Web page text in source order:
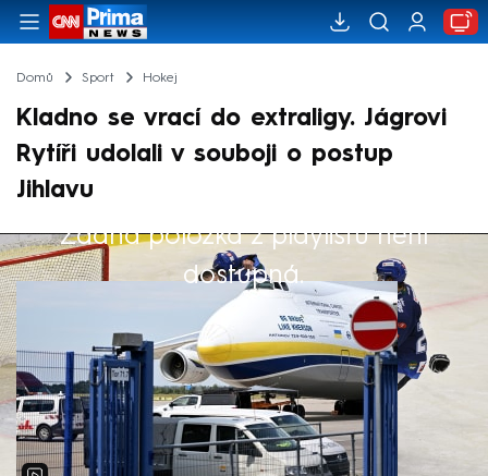
Domů Sport Hokej
Kladno se vrací do extraligy. Jágrovi
Rytíři udolali v souboji o postup
Jihlavu
Žádná položka z playlistu není
dostupná.
Výběr redakce